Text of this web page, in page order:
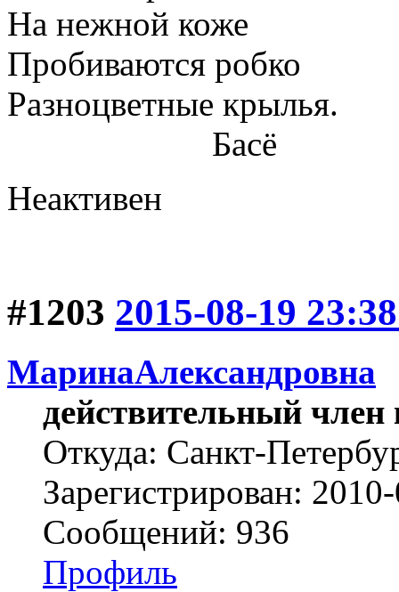
На нежной коже
Пробиваются робко
Разноцветные крылья.
Басё
Неактивен
#1203 2015-08-19
МаринаАлександровна
действительный член
Откуда: Cанкт-
Зарегистрирован:
Сообщений: 936
Профиль